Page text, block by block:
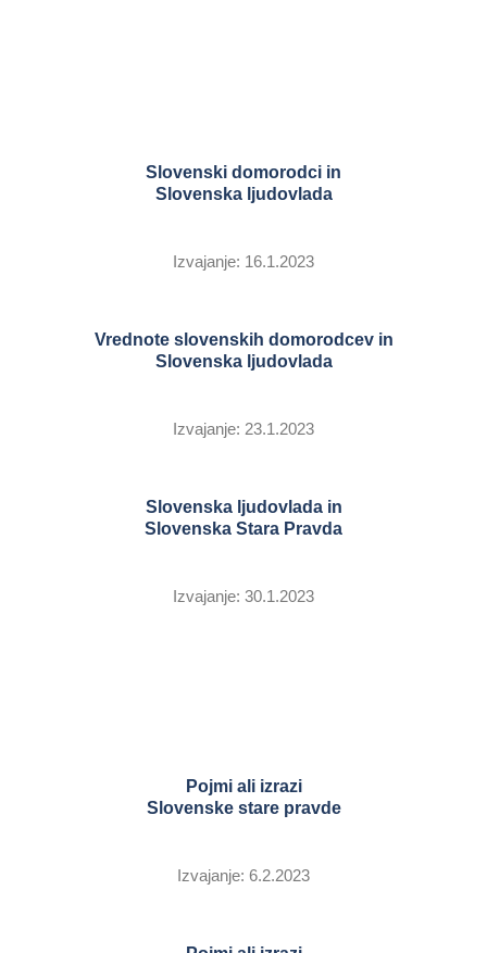
Slovenski domorodci in
Slovenska ljudovlada
Izvajanje: 16.1.2023
Vrednote slovenskih domorodcev in
Slovenska ljudovlada
Izvajanje: 23.1.2023
Slovenska ljudovlada in
Slovenska Stara Pravda
Izvajanje: 30.1.2023
Pojmi ali izrazi
Slovenske stare pravde
Izvajanje: 6.2.2023